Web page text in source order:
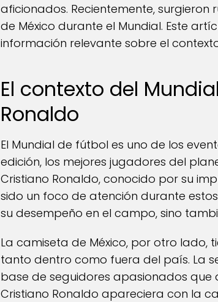
aficionados. Recientemente,
de México durante el Mundial. Este
información relevante sobre el
El contexto del
Ronaldo
El Mundial de fútbol es uno de los
edición, los mejores jugadores del
Cristiano Ronaldo, conocido por su
sido un foco de atención durante
su desempeño en el campo, sino
La camiseta de México, por otro lado,
tanto dentro como fuera del país. La
base de seguidores apasionados
Cristiano Ronaldo apareciera con la